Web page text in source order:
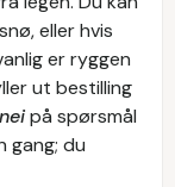
eller hvis
er ryggen
ut bestilling
neipå spørsmål
gang; du